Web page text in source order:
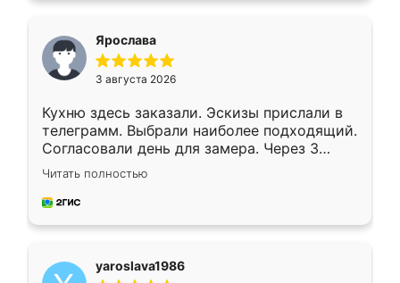
Ярослава
3 августа 2026
Кухню здесь заказали. Эскизы прислали в
телеграмм. Выбрали наиболее подходящий.
Согласовали день для замера. Через 3
недели кухня была уже готова. Остались
довольны работой. Спасибо Ренессанс
мебель за качественную работу!
Читать полностью
yaroslava1986